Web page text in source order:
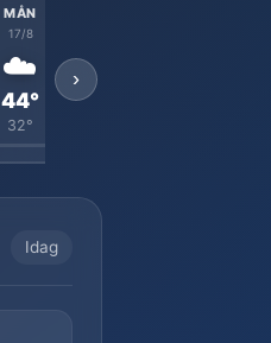
MÅN
17/8
☁️
44°
32°
›
Idag